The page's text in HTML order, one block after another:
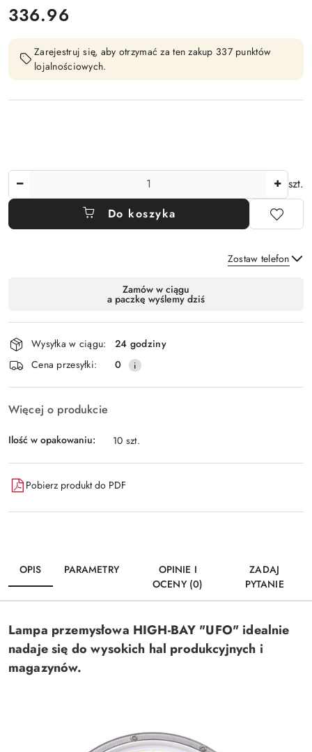
cena:
336.96
Zarejestruj się, aby otrzymać za ten zakup 337 punktów
lojalnościowych.
szt.
Do koszyka
Zostaw telefon
Wyślij
dostawa
Zamów w ciągu
a paczkę wyślemy dziś
Wysyłka w ciągu:
24 godziny
Cena przesyłki:
0
Więcej o produkcie
Ilość w opakowaniu: 10 szt.
Pobierz produkt do PDF
OPIS PARAMETRY
OPINIE I
OCENY (0)
ZADAJ
PYTANIE
Lampa przemysłowa HIGH-BAY "UFO" idealnie
nadaje się do wysokich hal produkcyjnych i
magazynów.